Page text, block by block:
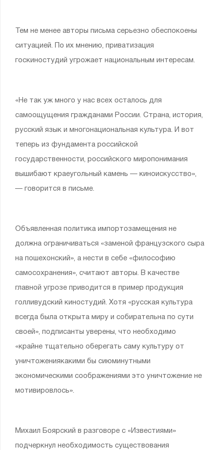
Тем не менее авторы письма серьезно обеспокоены
ситуацией. По их мнению, приватизация
госкиностудий угрожает национальным интересам.
«Не так уж много у нас всех осталось для
самоощущения гражданами России. Страна, история,
русский язык и многонациональная культура. И вот
теперь из фундамента российской
государственности, российского миропонимания
вышибают краеугольный камень — киноискусство»,
— говорится в письме.
Объявленная политика импортозамещения не
должна ограничиваться «заменой французского сыра
на пошехонский», а нести в себе «философию
самосохранения», считают авторы. В качестве
главной угрозе приводится в пример продукция
голливудский киностудий. Хотя «русская культура
всегда была открыта миру и собирательна по сути
своей», подписанты уверены, что необходимо
«крайне тщательно оберегать саму культуру от
уничтожениякакими бы сиюминутными
экономическими соображениями это уничтожение не
мотивировлось».
Михаил Боярский в разговоре с «Известиями»
подчеркнул необходимость существования